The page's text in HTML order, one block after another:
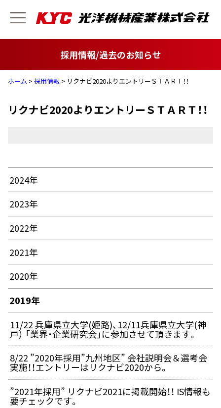
採用情報/過去のお知らせ
ホーム > 採用情報 > リクナビ2020よりエントリーＳＴＡＲＴ！！
リクナビ2020よりエントリーＳＴＡＲＴ！！
2024年
2023年
2022年
2021年
2020年
2019年
11/22 兵庫県立大学(姫路)、12/11兵庫県立大学(神
戸） 「業界・企業研究会」に参加させて頂きます。
8/22 ”2020年採用”九州地区” 会社説明会＆選考会
実施！！エントリーはリクナビ2020から。
”2021年採用” リクナビ2021に掲載開始！！ IS情報も
要チェックです。